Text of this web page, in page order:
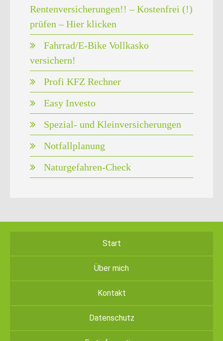
Rentenversicherungen!! – Kostenfrei (!)
prüfen – Hier klicken
Fahrrad/E-Bike Vollkasko
versichern!
Profi KFZ Rechner
Easy Investo
Spezial- und Kleinversicherungen
Notfallplanung
Naturgefahren-Check
Start
Über mich
Kontakt
Datenschutz